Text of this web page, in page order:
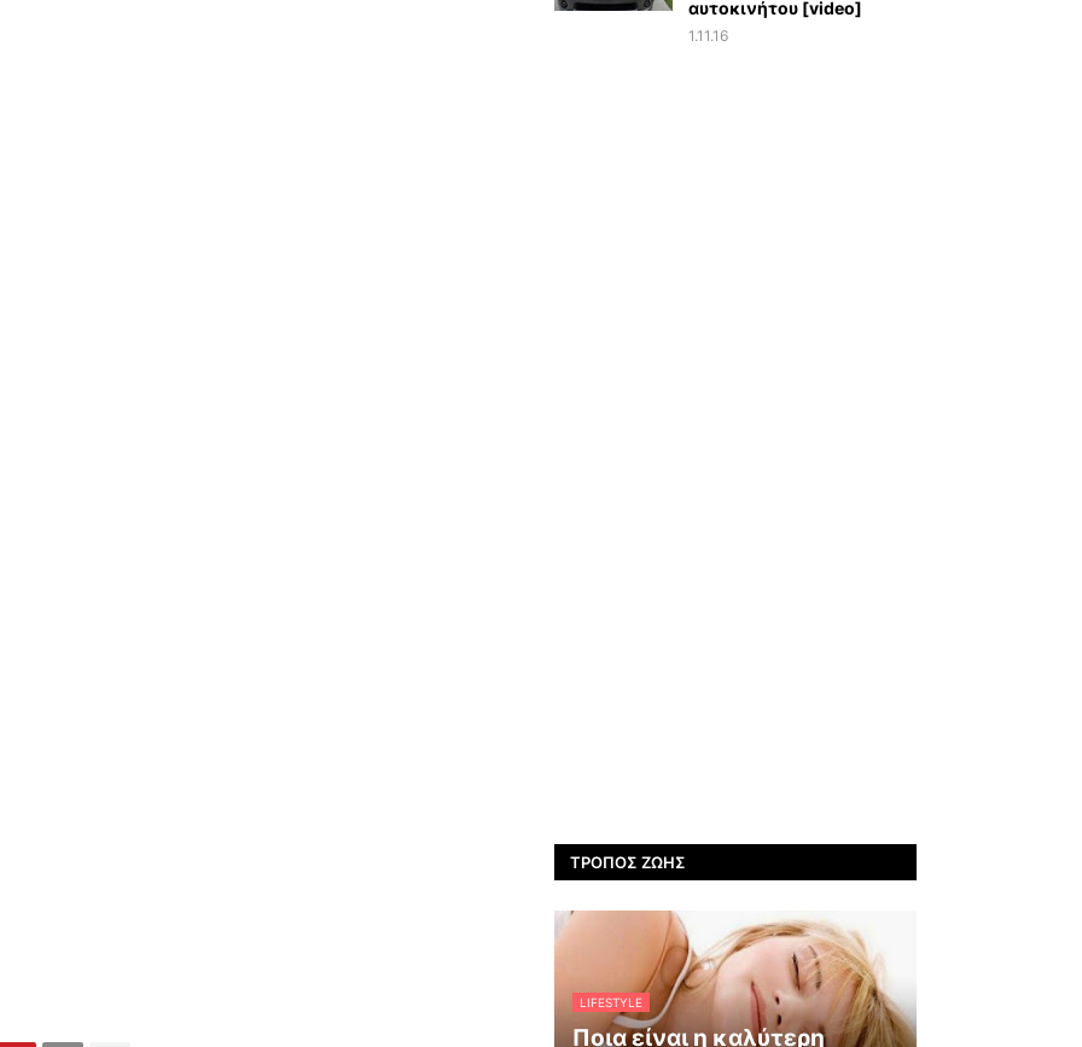
αυτοκινήτου [video]
1.11.16
ΤΡΌΠΟΣ ΖΩΉΣ
LIFESTYLE
Ποια είναι η καλύτερη